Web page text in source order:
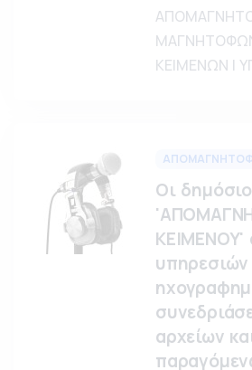
ΚΕΙΜΕΝΩΝ |
Οι
ΚΕΙΜΕΝΟΥ'
αρχείων